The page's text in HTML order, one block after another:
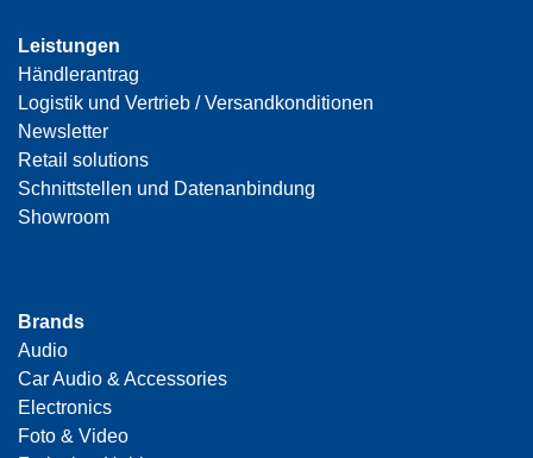
Leistungen
Händlerantrag
Logistik und Vertrieb / Versandkonditionen
Newsletter
Retail solutions
Schnittstellen und Datenanbindung
Showroom
Brands
Audio
Car Audio & Accessories
Electronics
Foto & Video